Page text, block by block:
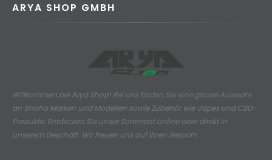
ARYA SHOP GMBH
Willkommen bei Arya Shop! Bei uns finden Sie eine grosse Auswahl
an Shisha Marken und Modellen sowie Zubehör wie Vapes und CBD-
Produkte. Entdecken Sie unser Sortiment online oder direkt in
unserem Geschäft. Wir freuen uns auf Ihren Besuch!